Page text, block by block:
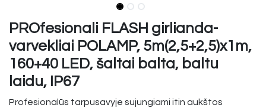
PROfesionali FLASH girlianda-
varvekliai POLAMP, 5m(2,5+2,5)x1m,
160+40 LED, šaltai balta, baltu
laidu, IP67
Profesionalūs tarpusavyje sujungiami itin aukštos